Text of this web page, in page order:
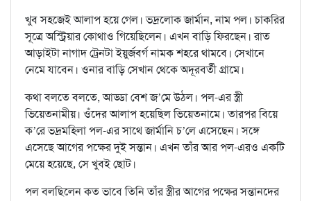
খুব সহজেই আলাপ হয়ে গেল। ভদ্রলোক জার্মান, নাম পল। চাকরির
সূত্রে অস্ট্রিয়ার কোথাও গিয়েছিলেন। এখন বাড়ি ফিরছেন। রাত
আড়াইটা নাগাদ ট্রেনটা ইয়ুর্জবর্গ নামক শহরে থামবে। সেখানে
নেমে যাবেন। ওনার বাড়ি সেখান থেকে অদূরবর্তী গ্রামে।
কথা বলতে বলতে, আড্ডা বেশ জ’মে উঠল। পল-এর স্ত্রী
ভিয়েতনামীয়। ওঁদের আলাপ হয়েছিল ভিয়েতনামে। তারপর বিয়ে
ক’রে ভদ্রমহিলা পল-এর সাথে জার্মানি চ’লে এসেছেন। সঙ্গে
এসেছে আগের পক্ষের দুই সন্তান। এখন তাঁর আর পল-এরও একটি
মেয়ে হয়েছে, সে খুবই ছোট।
পল বলছিলেন কত ভাবে তিনি তাঁর স্ত্রীর আগের পক্ষের সন্তানদের